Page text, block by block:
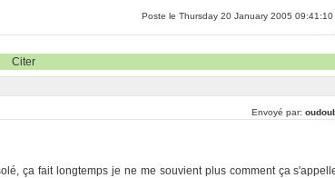
Poste le Thursday 20 January 2005 09:41:10
Citer
Envoyé par:
ça fait longtemps je ne me souvient plus comment ça